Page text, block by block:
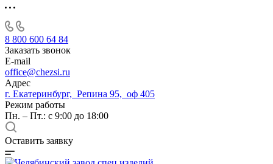
8 800 600 64 84
Заказать звонок
E-mail
office@chezsi.ru
Адрес
г. Екатеринбург, Репина 95, оф 405
Режим работы
Пн. – Пт.: с 9:00 до 18:00
Оставить заявку